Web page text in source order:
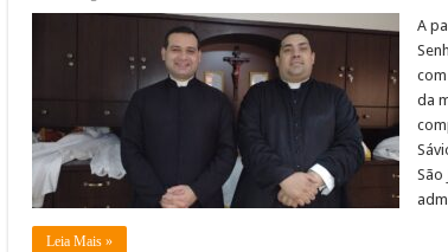
N.S
Graças
passa
contar
com
mais
um
sacerdote
A
da
São
Leia Mais »